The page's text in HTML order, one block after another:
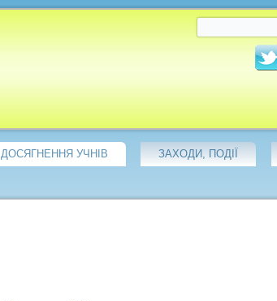
ДОСЯГНЕННЯ УЧНІВ ЗАХОДИ, ПОДІЇ